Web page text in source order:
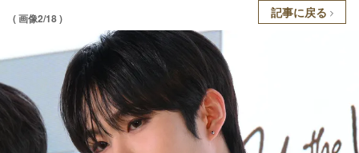
( 画像2/18 ) 記事に戻る